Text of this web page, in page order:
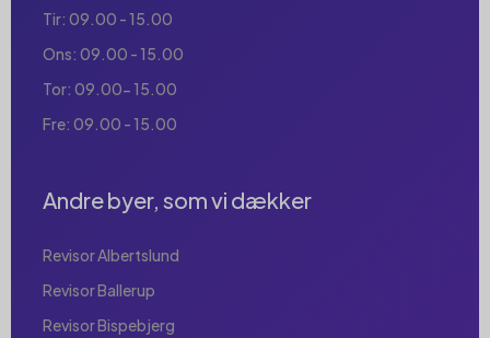
Tir: 09.00 - 15.00
Ons: 09.00 - 15.00
Tor: 09.00- 15.00
Fre: 09.00 - 15.00
Andre byer, som vi dækker
Revisor Albertslund
Revisor Ballerup
Revisor Bispebjerg